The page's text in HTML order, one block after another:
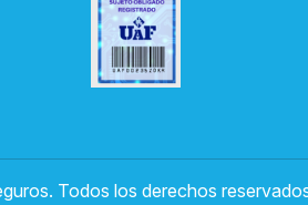
Todos los derechos